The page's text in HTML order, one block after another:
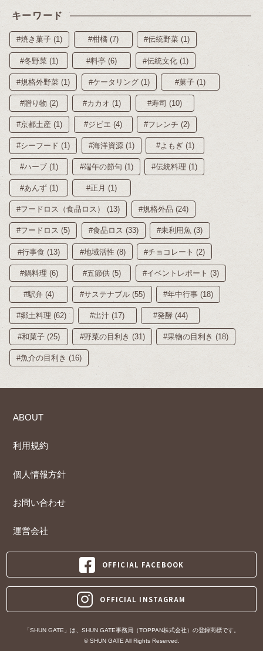
キーワード
#焼き菓子 (1) #柑橘 (7) #伝統野菜 (1)
#冬野菜 (1) #料亭 (6) #伝統文化 (1)
#規格外野菜 (1) #ケータリング (1) #菓子 (1)
#贈り物 (2) #カカオ (1) #寿司 (10)
#京都土産 (1) #ジビエ (4) #フレンチ (2)
#シーフード (1) #海洋資源 (1) #よもぎ (1)
#ハーブ (1) #端午の節句 (1) #伝統料理 (1)
#あんず (1) #正月 (1)
#フードロス（食品ロス） (13) #規格外品 (24)
#フードロス (5) #食品ロス (33) #未利用魚 (3)
#行事食 (13) #地域活性 (8) #チョコレート (2)
#鍋料理 (6) #五節供 (5) #イベントレポート (3)
#駅弁 (4) #サステナブル (55) #年中行事 (18)
#郷土料理 (62) #出汁 (17) #発酵 (44)
#和菓子 (25) #野菜の目利き (31) #果物の目利き (18)
#魚介の目利き (16)
ABOUT
利用規約
個人情報方針
お問い合わせ
運営会社
OFFICIAL FACEBOOK
OFFICIAL INSTAGRAM
「SHUN GATE」は、SHUN GATE事務局（TOPPAN株式会社）の登録商標です。
© SHUN GATE All Rights Reserved.